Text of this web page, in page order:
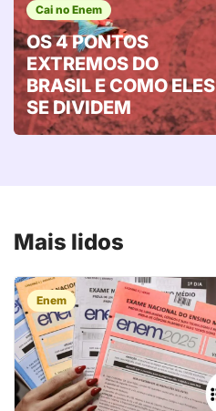
Cai no Enem
OS 4 PONTOS
EXTREMOS DO
BRASIL E COMO ELES
SE DIVIDEM
Mais lidos
Enem